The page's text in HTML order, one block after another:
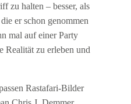
zu halten – besser, als
er schon genommen
mal auf einer Party
Realität zu erleben und
Rastafari-Bilder